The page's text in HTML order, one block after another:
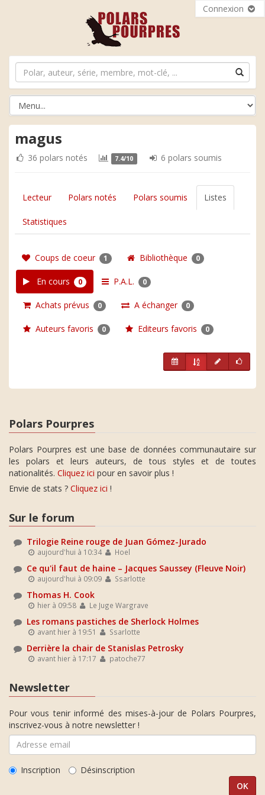
Connexion
magus
36 polars notés 7.4/10 6 polars soumis
Lecteur Polars notés Polars soumis Listes
Statistiques
Coups de coeur 1 Bibliothèque 0
En cours 0 P.A.L. 0
Achats prévus 0 A échanger 0
Auteurs favoris 0 Editeurs favoris 0
Polars Pourpres
Polars Pourpres est une base de données communautaire sur
les polars et leurs auteurs, de tous styles et de toutes
nationalités. Cliquez ici pour en savoir plus !
Envie de stats ? Cliquez ici !
Sur le forum
Trilogie Reine rouge de Juan Gómez-Jurado
aujourd'hui à 10:34 Hoel
Ce qu'il faut de haine – Jacques Saussey (Fleuve Noir)
aujourd'hui à 09:09 Ssarlotte
Thomas H. Cook
hier à 09:58 Le Juge Wargrave
Les romans pastiches de Sherlock Holmes
avant hier à 19:51 Ssarlotte
Derrière la chair de Stanislas Petrosky
avant hier à 17:17 patoche77
Newsletter
Pour vous tenir informé des mises-à-jour de Polars Pourpres,
inscrivez-vous à notre newsletter !
Inscription Désinscription